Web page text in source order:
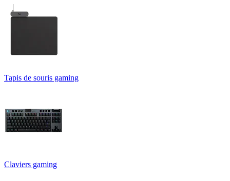
Tapis de souris gaming
Claviers gaming